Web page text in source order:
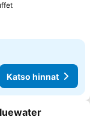
Katso hinnat